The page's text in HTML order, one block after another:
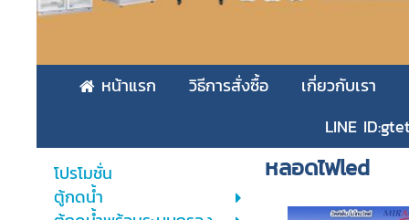
หน้าแรก วิธีการสั่งซื้อ
เกี่ยวกับเรา
LINE
โปรโมชั่น
ตู้กดน้ำ
หลอดไฟled